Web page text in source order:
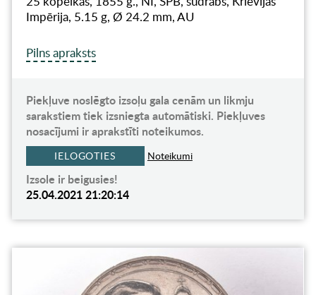
Impērija, 5.15 g, Ø 24.2 mm, AU
Pilns apraksts
Piekļuve noslēgto izsoļu gala cenām un likmju
sarakstiem tiek izsniegta automātiski. Piekļuves
nosacījumi ir aprakstīti noteikumos.
IELOGOTIES Noteikumi
Izsole ir beigusies!
25.04.2021 21:20:14